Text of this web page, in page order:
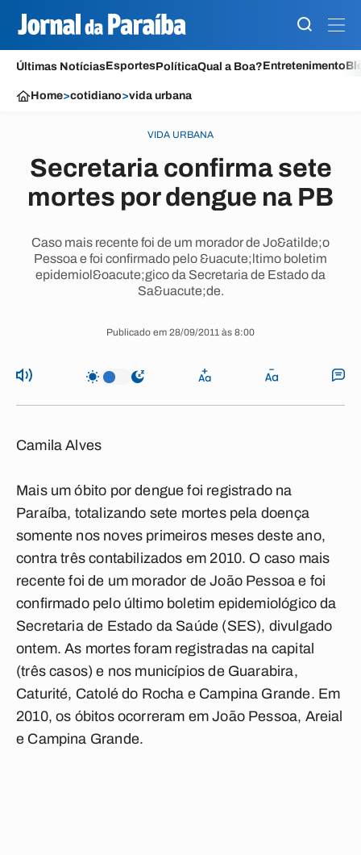
Últimas NotíciasEsportesPolíticaQual a Boa?Entretenimento
Home>cotidiano>vida urbana
VIDA URBANA
Secretaria confirma sete
mortes por dengue na PB
Caso mais recente foi de um morador de Jo&atilde;o
Pessoa e foi confirmado pelo &uacute;ltimo boletim
epidemiol&oacute;gico da Secretaria de Estado da
Sa&uacute;de.
Publicado em 28/09/2011 às 8:00
Camila Alves
Mais um óbito por dengue foi registrado na
Paraíba, totalizando sete mortes pela doença
somente nos noves primeiros meses deste ano,
contra três contabilizados em 2010. O caso mais
recente foi de um morador de João Pessoa e foi
confirmado pelo último boletim epidemiológico da
Secretaria de Estado da Saúde (SES), divulgado
ontem. As mortes foram registradas na capital
(três casos) e nos municípios de Guarabira,
Caturité, Catolé do Rocha e Campina Grande. Em
2010, os óbitos ocorreram em João Pessoa, Areial
e Campina Grande.